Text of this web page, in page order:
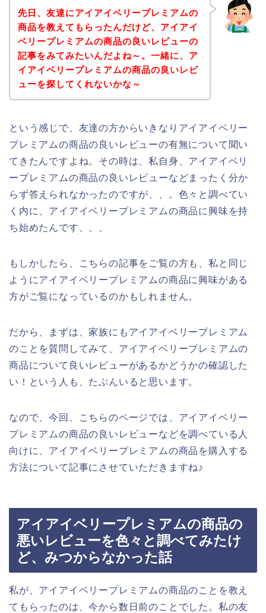
先日、友達にアイアイベリープレミアムの
商品を教えてもらったんだけど、アイアイ
ベリープレミアムの商品の良いレビューの
記事をみてみたいんだよね～。一緒に、ア
イアイベリープレミアムの商品の良いレビ
ューを探してくれないかな～
という感じで、友達の方からいきなりアイアイベリー
プレミアムの商品の良いレビューの有無について聞い
てきたんですよね。その時は、私自身、アイアイベリ
ープレミアムの商品の良いレビューなどまったく分か
らず答えられなかったのですが、、。色々と調べてい
く内に、アイアイベリープレミアムの商品に興味を持
ち始めたんです、、、
もしかしたら、こちらの記事をご覧の方も、私と同じ
ようにアイアイベリープレミアムの商品に興味がある
方がご覧になっているのかもしれません。
だから、まずは、家族にもアイアイベリープレミアム
のことを質問してみて、アイアイベリープレミアムの
商品について良いレビューがあるかどうかの確認した
い！という人も、たぶんいると思います。
なので、今回、こちらのページでは、アイアイベリー
プレミアムの商品の良いレビューなどを調べている人
向けに、アイアイベリープレミアムの商品を購入する
方法について記事にさせていただきますね♪
アイアイベリープレミアムの商品の
悪いレビューを色々と調べてみたけ
ど、みつからなかった話
私が、アイアイベリープレミアムの商品のことを教え
てもらったのは、今から数日前のことでした。私の友